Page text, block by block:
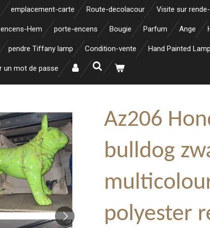
emplacement-carte Route-decolacour Visite sur
encens-Hem porte-encens Bougie Parfum Ange
pendre Tiffany lamp Condition-vente Hand Painted Lamp
un mot de passe
Az206
bulldog
polyester